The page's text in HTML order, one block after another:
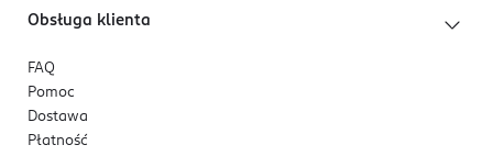
Obsługa klienta
FAQ
Pomoc
Dostawa
Płatność